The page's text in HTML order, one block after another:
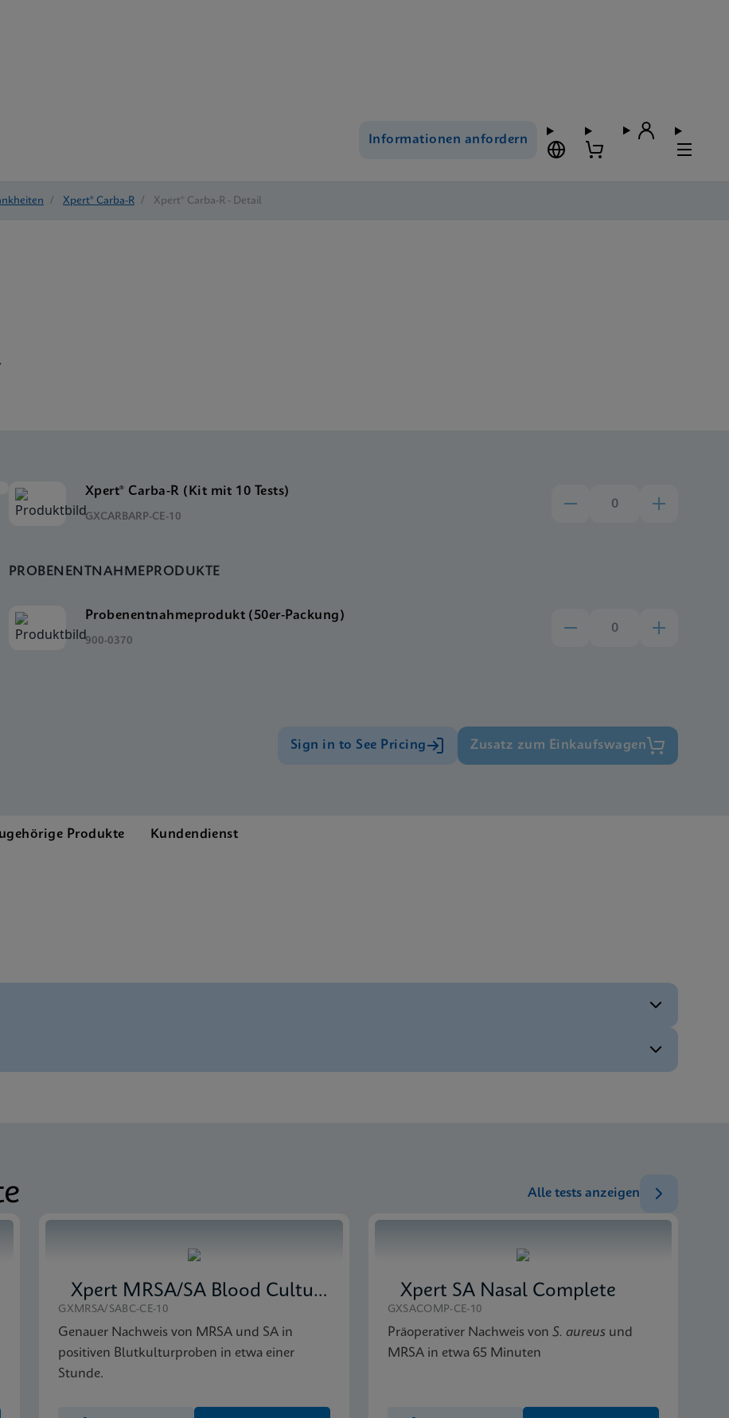
Informationen anfordern
/ Xpert® Carba-R / Xpert® Carba-R - Detail
Xpert® Carba-R (Kit mit 10 Tests)
GXCARBARP-CE-10
PROBENENTNAHMEPRODUKTE
Probenentnahmeprodukt (50er-Packung)
900-0370
Sign in to See Pricing Zusatz zum Einkaufswagen
Produkte Kundendienst
(GeneXpert System)
Alle tests anzeigen
Xpert MRSA/SA Blood Culture
GXMRSA/SABC-CE-10
Genauer Nachweis von MRSA und SA in
positiven Blutkulturproben in etwa einer
Stunde.
Xpert SA Nasal Complete
GXSACOMP-CE-10
Präoperativer Nachweis von S. aureusund
MRSA in etwa 65 Minuten